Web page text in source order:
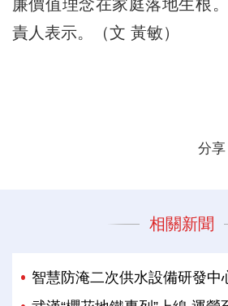
廉價值理念在家庭落地生根
責人表示。（文 黃敏）
分享
相關新聞
智慧防淹二次供水設備研發中